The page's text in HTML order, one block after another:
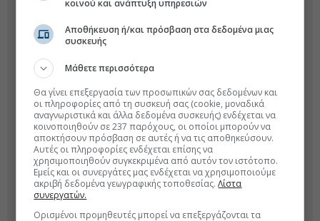
κοινού και ανάπτυξη υπηρεσιών
Αποθήκευση ή/και πρόσβαση στα δεδομένα μιας
συσκευής
Μάθετε περισσότερα
Θα γίνει επεξεργασία των προσωπικών σας δεδομένων και
οι πληροφορίες από τη συσκευή σας (cookie, μοναδικά
αναγνωριστικά και άλλα δεδομένα συσκευής) ενδέχεται να
κοινοποιηθούν σε 237 παρόχους, οι οποίοι μπορούν να
αποκτήσουν πρόσβαση σε αυτές ή να τις αποθηκεύσουν.
Αυτές οι πληροφορίες ενδέχεται επίσης να
χρησιμοποιηθούν συγκεκριμένα από αυτόν τον ιστότοπο.
Εμείς και οι συνεργάτες μας ενδέχεται να χρησιμοποιούμε
ακριβή δεδομένα γεωγραφικής τοποθεσίας.Λίστα
συνεργατών.
Ορισμένοι προμηθευτές μπορεί να επεξεργάζονται τα